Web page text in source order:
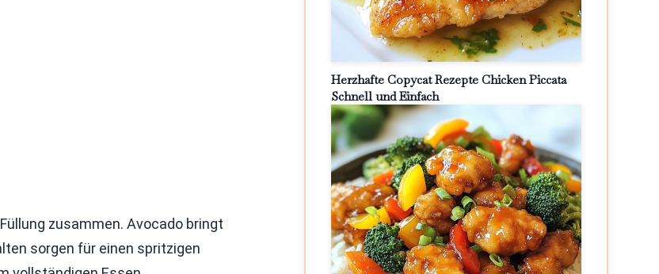
zusammen. Avocado bringt
sorgen für einen spritzigen
Herzhafte Copycat Rezepte Chicken Piccata
Schnell und Einfach